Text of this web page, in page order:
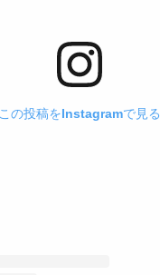
この投稿をInstagramで見る